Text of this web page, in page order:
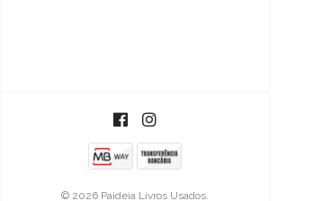
© 2026 Paideia Livros Usados.